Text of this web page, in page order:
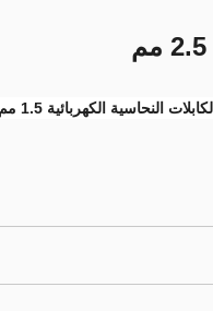
الكابلات النحاسية الكهربائية 1.5 مم